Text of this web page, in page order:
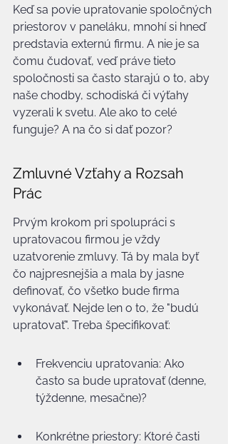
Keď sa povie upratovanie spoločných
priestorov v paneláku, mnohí si hneď
predstavia externú firmu. A nie je sa
čomu čudovať, veď práve tieto
spoločnosti sa často starajú o to, aby
naše chodby, schodiská či výťahy
vyzerali k svetu. Ale ako to celé
funguje? A na čo si dať pozor?
Zmluvné Vzťahy a Rozsah
Prác
Prvým krokom pri spolupráci s
upratovacou firmou je vždy
uzatvorenie zmluvy. Tá by mala byť
čo najpresnejšia a mala by jasne
definovať, čo všetko bude firma
vykonávať. Nejde len o to, že "budú
upratovať". Treba špecifikovať:
Frekvenciu upratovania: Ako
často sa bude upratovať (denne,
týždenne, mesačne)?
Konkrétne priestory: Ktoré časti